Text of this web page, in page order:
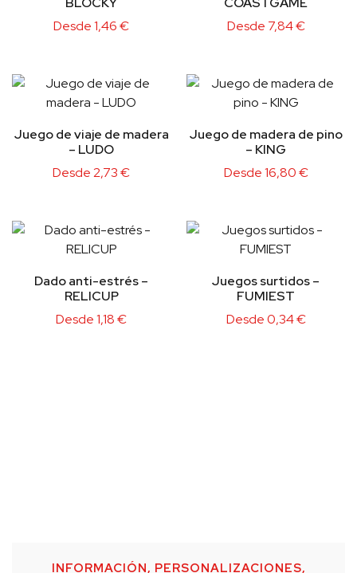
Desde1,46€
Desde 7,84€
Juego de viaje de madera
– LUDO
Desde2,73€
Juego de madera de pino
– KING
Desde16,80€
Dado anti-estrés –
RELICUP
Desde1,18€
Juegos surtidos –
FUMIEST
Desde0,34€
INFORMACIÓN, PERSONALIZACIONES,